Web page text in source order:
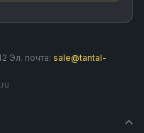
Эл. почта: sale@tantal-